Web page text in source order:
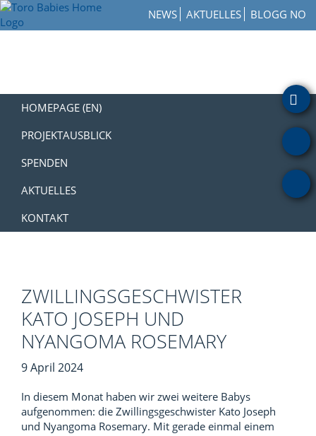
Zur
Hauptnavigation
Skip
to
Zur
Fußzeile
NEWS AKTUELLES BLOGG NO
Toro
with
HOMEPAGE (EN)
PROJEKTAUSBLICK
SPENDEN
AKTUELLES
KONTAKT
ZWILLINGSGESCHWISTER
KATO JOSEPH UND
NYANGOMA ROSEMARY
9 April 2024
In diesem Monat haben wir zwei weitere Babys
aufgenommen: die Zwillingsgeschwister Kato Joseph
und Nyangoma Rosemary. Mit gerade einmal einem